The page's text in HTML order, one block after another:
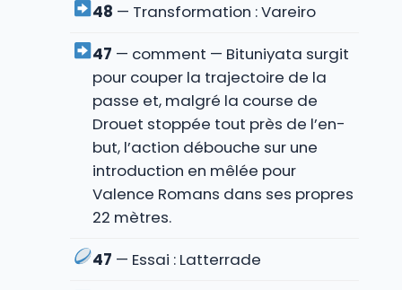
48 — Transformation : Vareiro
47 — comment — Bituniyata surgit
pour couper la trajectoire de la
passe et, malgré la course de
Drouet stoppée tout près de l’en-
but, l’action débouche sur une
introduction en mêlée pour
Valence Romans dans ses propres
22 mètres.
47 — Essai : Latterrade